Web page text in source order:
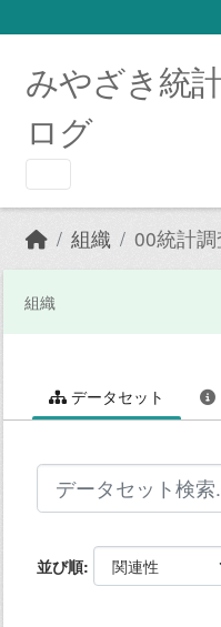
みやざき統
ログ
組織 00統計
組織
データセット
並び順